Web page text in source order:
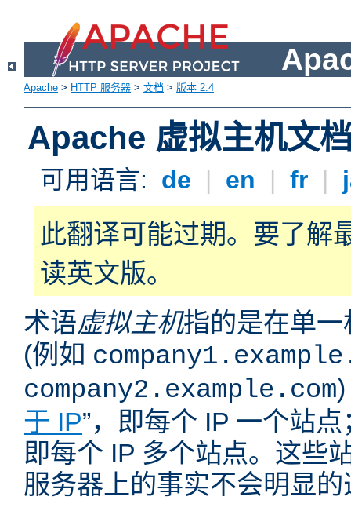
Apache > HTTP 服务器 > 文档 > 版本 2.4
Apache 虚拟主机文
可用语言: de | en | fr |
此翻译可能过期。要了解
读英文版。
术语虚拟主机指的是在单
(例如
company2.example.com)
于 IP”，即每个 IP 一个站点
即每个 IP 多个站点。这些
服务器上的事实不会明显